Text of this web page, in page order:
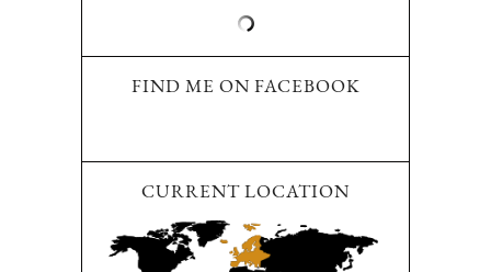
FIND ME ON FACEBOOK
CURRENT LOCATION